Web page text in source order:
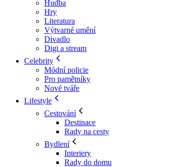
Hudba
Hry
Literatura
Výtvarné umění
Divadlo
Digi a stream
Celebrity
Módní policie
Pro pamětníky
Nové tváře
Lifestyle
Cestování
Destinace
Rady na cesty
Bydlení
Interiery
Rady do domu